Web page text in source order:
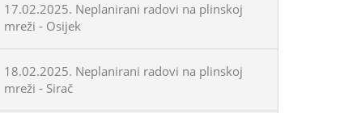
17.02.2025. Neplanirani radovi na plinskoj
mreži - Osijek
18.02.2025. Neplanirani radovi na plinskoj
mreži - Sirač